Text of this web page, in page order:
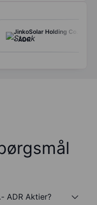
JinkoSolar Holding Co. Ltd
- ADR
ADR Aktier?